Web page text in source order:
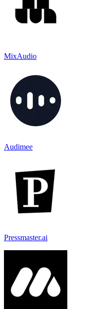
MixAudio
Audimee
Pressmaster.ai